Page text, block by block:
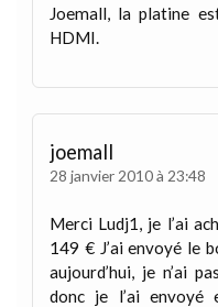
Joemall, la platine
HDMI.
joemall
28 janvier 2010 à 23:48
Merci Ludj1, je l’ai
149 € J’ai envoyé le
aujourd’hui, je n’ai
donc je l’ai envoyé